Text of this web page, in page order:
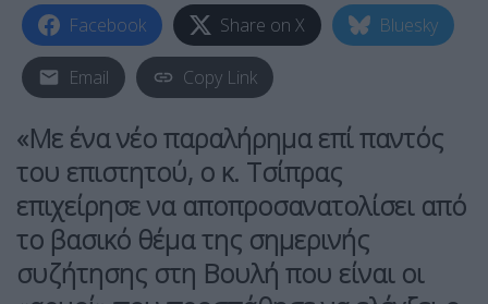
Facebook Share on X Bluesky
Email Copy Link
«Με ένα νέο παραλήρημα επί παντός
του επιστητού, ο κ. Τσίπρας
επιχείρησε να αποπροσανατολίσει από
το βασικό θέμα της σημερινής
συζήτησης στη Βουλή που είναι οι